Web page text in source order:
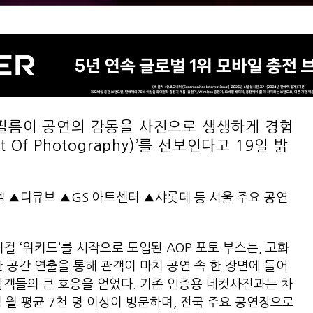
름이 공연의 감동을 사진으로 생생하게 경험
Of Photography)’를 선보인다고 19일 밝
▲디큐브 ▲GS 아트센터 ▲샤롯데 등 서울 주요 공연
‘위키드’를 시작으로 도입된 AOP 포토 부스는, 고화
간 연출을 통해 관객이 마치 공연 속 한 장면에 들어
들의 큰 호응을 얻었다. 기존 인증용 네컷사진과는 차
평균 7천 명 이상이 방문하며, 전국 주요 공연장으로